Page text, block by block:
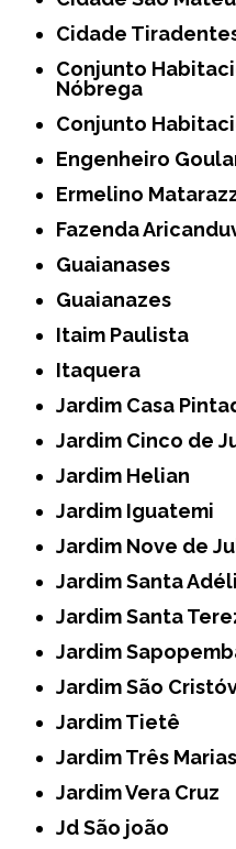
Cidade
Conjunto Habitacional Padre Manoel da
Nóbrega
Conjunto
Engenheiro
Ermelino
Fazenda
Guaianases
Guaianazes
Itaim Paulista
Itaquera
Jardim Casa
Jardim Cinco de
Jardim Helian
Jardim Iguatemi
Jardim Nove de
Jardim Santa
Jardim Santa
Jardim
Jardim São
Jardim Tietê
Jardim Três Marias
Jardim Vera Cruz
Jd São joão